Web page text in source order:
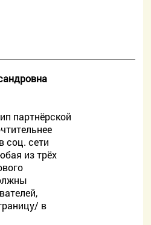
партнёрской
соц. сети
из трёх
в